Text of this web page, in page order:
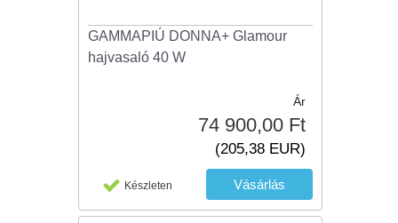
GAMMAPIÚ DONNA+ Glamour
hajvasaló 40 W
Ár
74 900,00 Ft
(205,38 EUR)
Készleten